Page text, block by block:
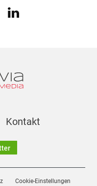
Kontakt
Cookie-Einstellungen